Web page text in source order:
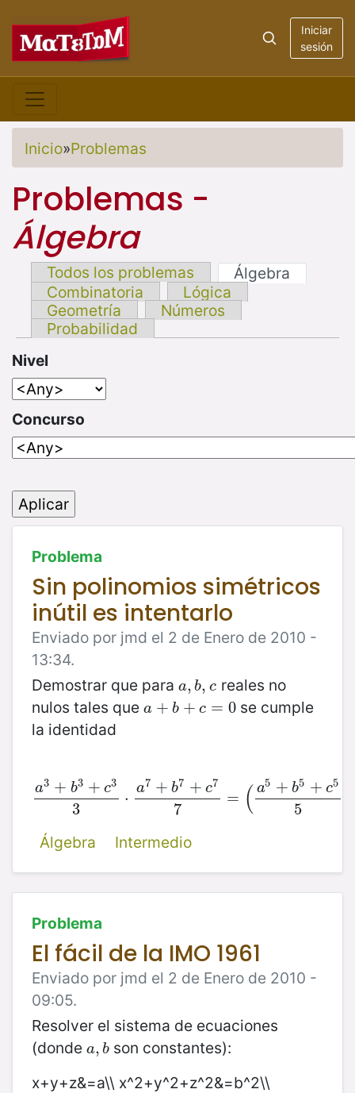
Iniciar
sesión
Inicio»Problemas
Problemas -
Álgebra
Todos los problemas
Álgebra
Combinatoria
Lógica
Geometría
Números
Probabilidad
Nivel
Concurso
Problema
Sin polinomios simétricos
inútil es intentarlo
Enviado por jmd el 2 de Enero de 2010 -
13:34.
Demostrar que para a, b, c
a,b,c reales no
nulos tales que a + b + c = 0
a +b + c=0
se cumple
la identidad
a3 + b3 + c3
3
⋅
a7 + b7 + c7
7
= ( a5 + b5 + c5
5
a3+b3+c 3 3⋅a7+b7+c77 =( a 5+b5+c55)2
Álgebra Intermedio
Problema
El fácil de la IMO 1961
Enviado por jmd el 2 de Enero de 2010 -
09:05.
Resolver el sistema de ecuaciones
(donde a, b
a,b son constantes):
x+y+z&=a\\ x^2+y^2+z^2&=b^2\\